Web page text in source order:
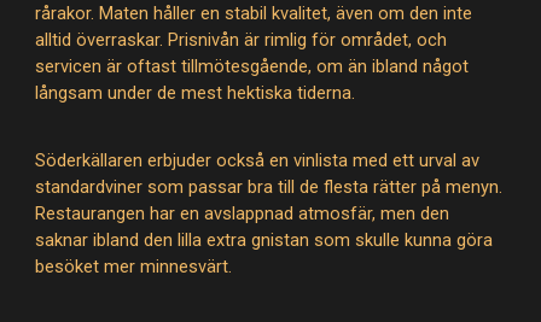
rårakor. Maten håller en stabil kvalitet, även om den inte
alltid överraskar. Prisnivån är rimlig för området, och
servicen är oftast tillmötesgående, om än ibland något
långsam under de mest hektiska tiderna.
Söderkällaren erbjuder också en vinlista med ett urval av
standardviner som passar bra till de flesta rätter på menyn.
Restaurangen har en avslappnad atmosfär, men den
saknar ibland den lilla extra gnistan som skulle kunna göra
besöket mer minnesvärt.